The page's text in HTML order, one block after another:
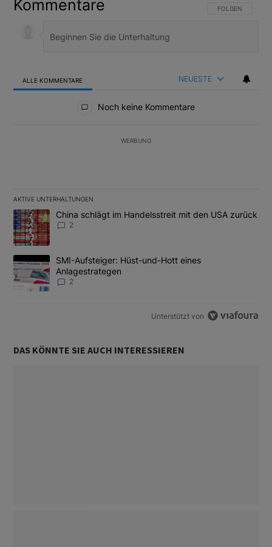
Kommentare FOLGE DIESER
FOLGEN
ALLE KOMMENTARE NEUESTE
Noch keine Kommentare
WERBUNG
AKTIVE UNTERHALTUNGEN
Das Folgende ist eine Liste der am meisten kommentierten
Ein Trendartikel mit dem Titel "China schlägt im Handelsstreit
China schlägt im Handelsstreit mit den USA zurück
2
Ein Trendartikel mit dem Titel "SMI-Aufsteiger: Hüst-und-Hott
SMI-Aufsteiger: Hüst-und-Hott eines
Anlagestrategen
2
Unterstützt von
DAS KÖNNTE SIE AUCH INTERESSIEREN